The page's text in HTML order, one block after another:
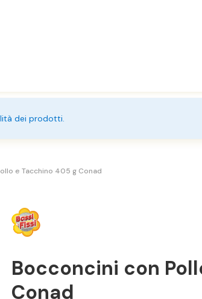
dei prodotti.
e Tacchino 405 g Conad
Bocconcini con
Conad